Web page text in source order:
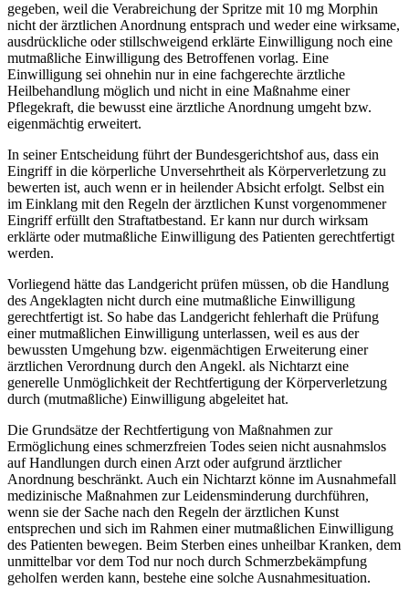
gegeben, weil die Verabreichung der Spritze mit 10 mg Morphin
nicht der ärztlichen Anordnung entsprach und weder eine wirksame,
ausdrückliche oder stillschweigend erklärte Einwilligung noch eine
mutmaßliche Einwilligung des Betroffenen vorlag. Eine
Einwilligung sei ohnehin nur in eine fachgerechte ärztliche
Heilbehandlung möglich und nicht in eine Maßnahme einer
Pflegekraft, die bewusst eine ärztliche Anordnung umgeht bzw.
eigenmächtig erweitert.
In seiner Entscheidung führt der Bundesgerichtshof aus, dass ein
Eingriff in die körperliche Unversehrtheit als Körperverletzung zu
bewerten ist, auch wenn er in heilender Absicht erfolgt. Selbst ein
im Einklang mit den Regeln der ärztlichen Kunst vorgenommener
Eingriff erfüllt den Straftatbestand. Er kann nur durch wirksam
erklärte oder mutmaßliche Einwilligung des Patienten gerechtfertigt
werden.
Vorliegend hätte das Landgericht prüfen müssen, ob die Handlung
des Angeklagten nicht durch eine mutmaßliche Einwilligung
gerechtfertigt ist. So habe das Landgericht fehlerhaft die Prüfung
einer mutmaßlichen Einwilligung unterlassen, weil es aus der
bewussten Umgehung bzw. eigenmächtigen Erweiterung einer
ärztlichen Verordnung durch den Angekl. als Nichtarzt eine
generelle Unmöglichkeit der Rechtfertigung der Körperverletzung
durch (mutmaßliche) Einwilligung abgeleitet hat.
Die Grundsätze der Rechtfertigung von Maßnahmen zur
Ermöglichung eines schmerzfreien Todes seien nicht ausnahmslos
auf Handlungen durch einen Arzt oder aufgrund ärztlicher
Anordnung beschränkt. Auch ein Nichtarzt könne im Ausnahmefall
medizinische Maßnahmen zur Leidensminderung durchführen,
wenn sie der Sache nach den Regeln der ärztlichen Kunst
entsprechen und sich im Rahmen einer mutmaßlichen Einwilligung
des Patienten bewegen. Beim Sterben eines unheilbar Kranken, dem
unmittelbar vor dem Tod nur noch durch Schmerzbekämpfung
geholfen werden kann, bestehe eine solche Ausnahmesituation.